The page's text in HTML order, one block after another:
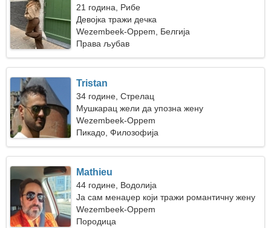
21 година, Рибе
Девојка тражи дечка
Wezembeek-Oppem, Белгија
Права љубав
Tristan
34 године, Стрелац
Мушкарац жели да упозна жену
Wezembeek-Oppem
Пикадо, Филозофија
Mathieu
44 године, Водолија
Ја сам менаџер који тражи романтичну жену
Wezembeek-Oppem
Породица